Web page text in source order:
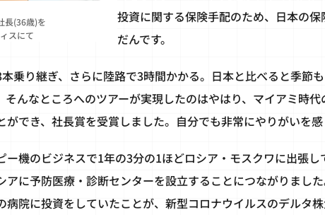
長(36歳)を
スにて
投資に関する保険手配のため、日本の
だんです。
乗り継ぎ、さらに陸路で3時間かかる。日本と比べると季節
そんなところへのツアーが実現したのはやはり、マイアミ時
でき、社長賞を受賞しました。自分でも非常にやりがいを
ー機のビジネスで1年の3分の1ほどロシア・モスクワに出張
アに予防医療・診断センターを設立することにつながりまし
病院に投資をしていたことが、新型コロナウイルスのデルタ